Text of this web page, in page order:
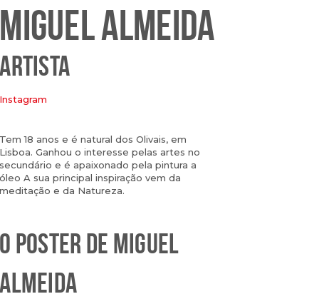
MIGUEL ALMEIDA
ARTISTA
Instagram
Tem 18 anos e é natural dos Olivais, em
Lisboa. Ganhou o interesse pelas artes no
secundário e é apaixonado pela pintura a
óleo A sua principal inspiração vem da
meditação e da Natureza.
O POSTER DE MIGUEL
ALMEIDA